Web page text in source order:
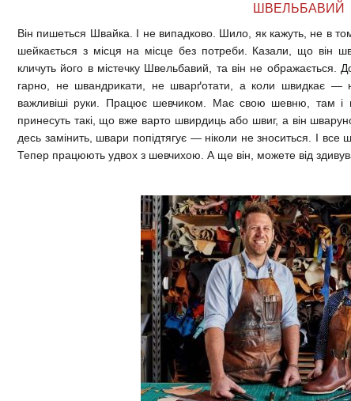
ШВЕЛЬБАВИЙ
Він пишеться Швайка. І не випадково. Шило, як кажуть, не в
шейкається з місця на місце без потреби. Казали, що він
кличуть його в містечку Швельбавий, та він не ображається.
гарно, не швандрикати, не шварґотати, а коли швидкає —
важливіші руки. Працює шевчиком. Має свою шевню, там і
принесуть такі, що вже варто швирдиць або швиг, а він
десь замінить, швари попідтягує — ніколи не зноситься. І
Тепер працюють удвох з шевчихою. А ще він, можете від